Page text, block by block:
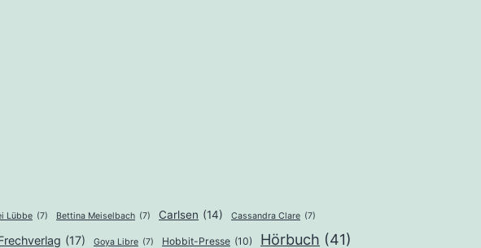
Lübbe (7) Bettina Meiselbach (7) Carlsen (14) Cassandra Clare (7)
(17) Goya Libre (7) Hobbit-Presse (10) Hörbuch (41)